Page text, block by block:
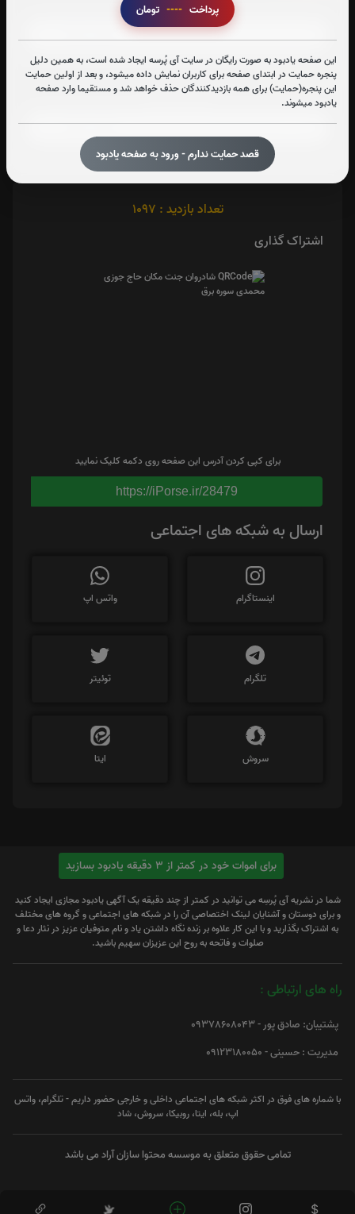
پرداخت ----
این صفحه یادبود به صورت رایگان در سایت آی پُرسه ایجاد شده است، به همین دلیل
پنجره حمایت در ابتدای صفحه برای کاربران نمایش داده میشود، و بعد از اولین حمایت
این پنجره(حمایت) برای همه بازدیدکنندگان حذف خواهد شد و مستقیما وارد صفحه
یادبود میشوند.
قصد حمایت ندارم - ورود به صفحه یادبود
صوت سوره صافات
سوره یاسین:
تعداد بازدید : 1097
اشتراک گذاری
برای کپی کردن آدرس این صفحه روی دکمه کلیک نمایید
https://iPorse.ir/28479
ارسال به شبکه های اجتماعی
اینستاگرام واتس اپ
تلگرام توئیتر
سروش ایتا
برای اموات خود در کمتر از 3 دقیقه یادبود بسازید
شما در نشریه آی پُرسِه می توانید در کمتر از چند دقیقه یک آگهی یادبود مجازی ایجاد کنید
و برای دوستان و آشنایان لینک اختصاصی آن را در شبکه های اجتماعی و گروه های مختلف
به اشتراک بگذارید و با این کار علاوه بر زنده نگاه داشتن یاد و نام متوفیان عزیز در نثار دعا و
صلوات و فاتحه به روح این عزیزان سهیم باشید.
راه های ارتباطی :
پشتیبان: صادق پور - 09378608043
مدیریت : حسینی - 09123180050
با شماره های فوق در اکثر شبکه های اجتماعی داخلی و خارجی حضور داریم - تلگرام، واتس
اپ، بله، ایتا، روبیکا، سروش، شاد
تمامی حقوق متعلق به موسسه محتوا سازان آراد می باشد